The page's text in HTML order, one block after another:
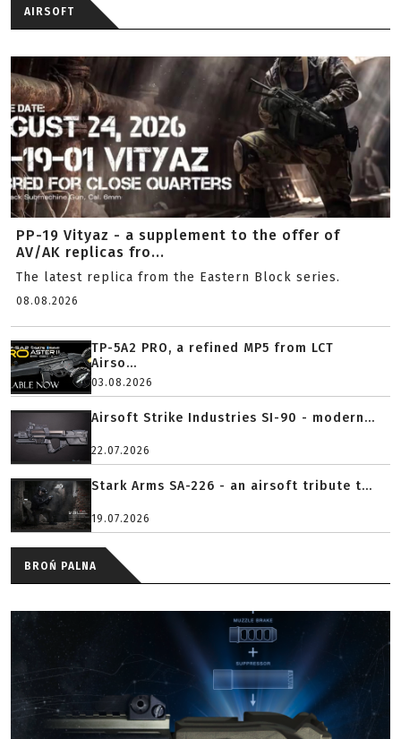
AIRSOFT
PP-19 Vityaz - a supplement to the offer of
AV/AK replicas fro...
The latest replica from the Eastern Block series.
08.08.2026
TP-5A2 PRO, a refined MP5 from LCT
Airso...
03.08.2026
Airsoft Strike Industries SI-90 - modern...
22.07.2026
Stark Arms SA-226 - an airsoft tribute t...
19.07.2026
BROŃ PALNA